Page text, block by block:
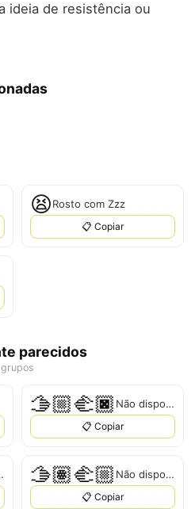
ideia de resistência ou
😫Rosto com Zzz
📋 Copiar
parecidos
🫱🏼‍🫲🏿 Não disponível
📋 Copiar
🫱🏽‍🫲🏼 Não disponível
📋 Copiar